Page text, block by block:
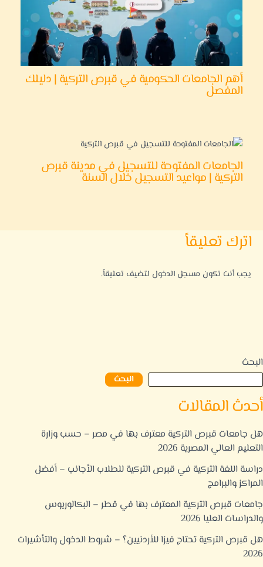
أهم الجامعات الحكومية في قبرص التركية | دليلك
المفصل
الجامعات المفتوحة للتسجيل في مدينة قبرص
التركية | مواعيد التسجيل خلال السنة
اترك تعليقاً
يجب أنت تكون مسجل الدخول لتضيف تعليقاً.
البحث
البحث
أحدث المقالات
هل جامعات قبرص التركية معترف بها في مصر – حسب وزارة
التعليم العالي المصرية 2026
دراسة اللغة التركية في قبرص التركية للطلاب الأجانب – أفضل
المراكز والبرامج
جامعات قبرص التركية المعترف بها في قطر – البكالوريوس
والدراسات العليا 2026
هل قبرص التركية تحتاج فيزا للأردنيين؟ – شروط الدخول والتأشيرات
2026